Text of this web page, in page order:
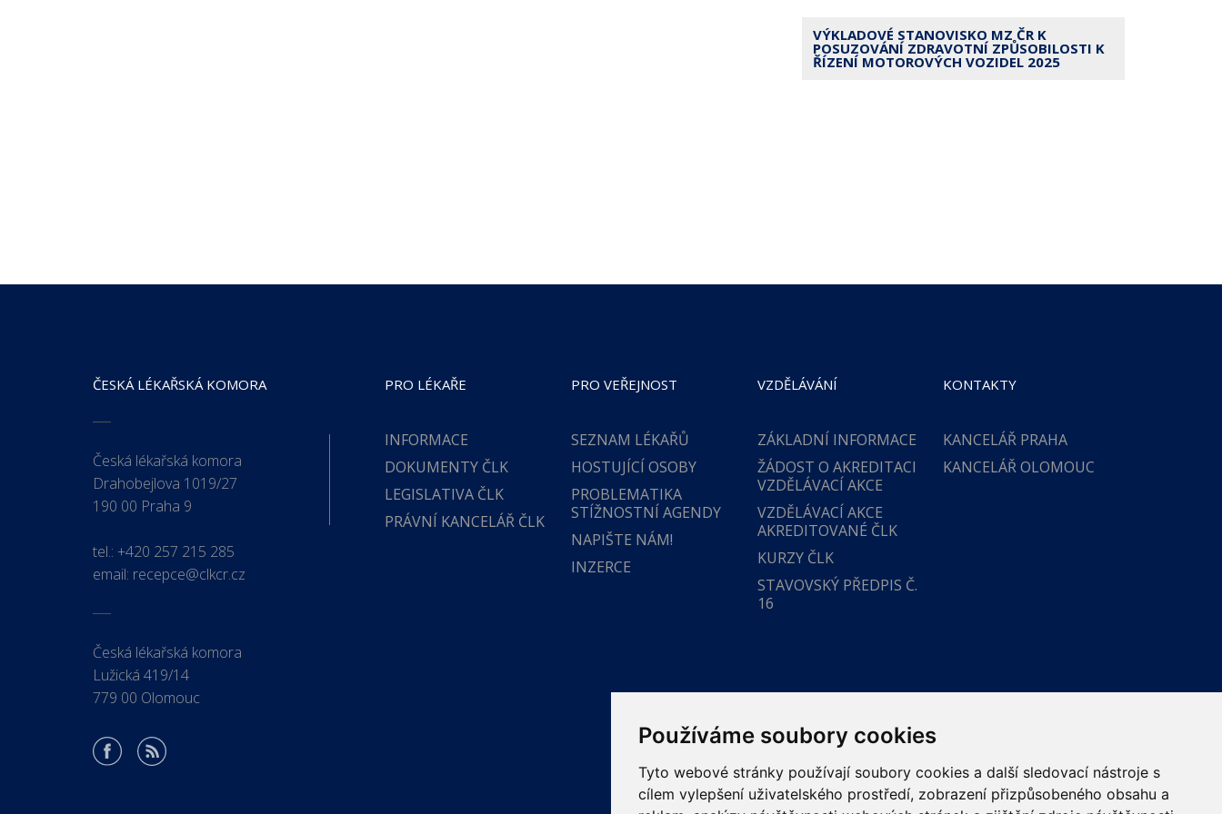
Používáme soubory cookies
Tyto webové stránky používají soubory cookies a další sledovací nástroje s
cílem vylepšení uživatelského prostředí, zobrazení přizpůsobeného obsahu a
VÝKLADOVÉ STANOVISKO MZ ČR K
POSUZOVÁNÍ ZDRAVOTNÍ ZPŮSOBILOSTI K
ŘÍZENÍ MOTOROVÝCH VOZIDEL 2025
ČESKÁ LÉKAŘSKÁ KOMORA
Česká lékařská komora
Drahobejlova 1019/27
190 00 Praha 9
tel.: +420 257 215 285
email: recepce@clkcr.cz
Česká lékařská komora
Lužická 419/14
779 00 Olomouc
PRO LÉKAŘE
INFORMACE
DOKUMENTY ČLK
LEGISLATIVA ČLK
PRÁVNÍ KANCELÁŘ ČLK
PRO VEŘEJNOST
SEZNAM LÉKAŘŮ
HOSTUJÍCÍ OSOBY
PROBLEMATIKA
STÍŽNOSTNÍ AGENDY
NAPIŠTE NÁM!
INZERCE
VZDĚLÁVÁNÍ
ZÁKLADNÍ INFORMACE
ŽÁDOST O AKREDITACI
VZDĚLÁVACÍ AKCE
VZDĚLÁVACÍ AKCE
AKREDITOVANÉ ČLK
KURZY ČLK
STAVOVSKÝ PŘEDPIS Č.
16
KONTAKTY
KANCELÁŘ PRAHA
KANCELÁŘ OLOMOUC